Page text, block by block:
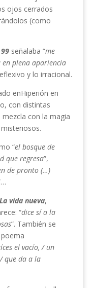
ojos cerrados
(como
señalaba “me
en plena apariencia
y lo irracional.
enHiperión en
con distintas
con la magia
“el bosque de
que regresa”,
de pronto (…)
La vida nueva,
“dice sí a la
”. También se
el vacío, / un
que da a la